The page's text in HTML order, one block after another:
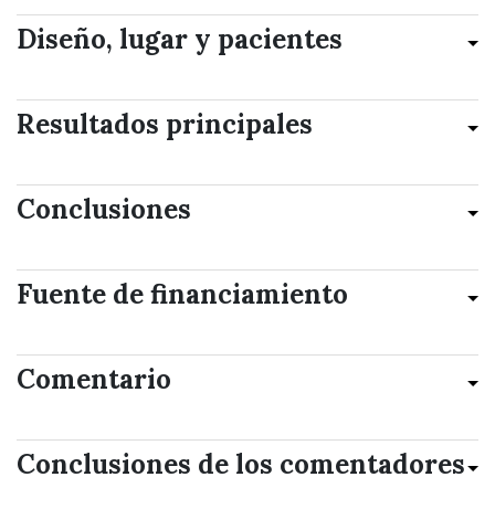
Diseño, lugar y pacientes
Resultados principales
Conclusiones
Fuente de financiamiento
Comentario
Conclusiones de los comentadores